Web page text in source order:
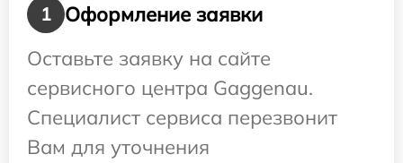
1
Оформление заявки
Оставьте заявку на сайте
сервисного центра Gaggenau.
Специалист сервиса перезвонит
Вам для уточнения